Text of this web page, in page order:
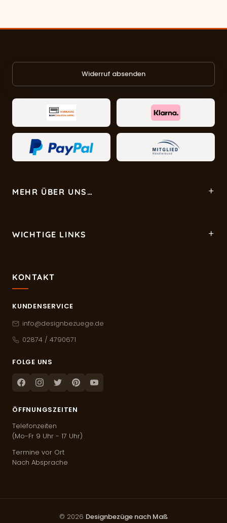
Widerruf absenden
MEHR ÜBER UNS…
WICHTIGE LINKS
KONTAKT
KUNDENSERVICE
info@designbezuege.de
02874 / 4790671
FOLGE UNS
FacebookInstagram
TwitterPinterestYoutube
ÖFFNUNGSZEITEN
Telefonzeiten
(Mo-Fr 9 Uhr - 17 Uhr)
Termine vor Ort
Nach Absprache
© 2026 Designbezüge nach Maß